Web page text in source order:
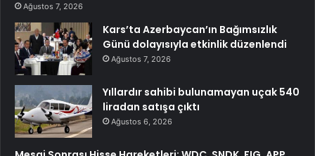
Ağustos 7, 2026
Kars’ta Azerbaycan’ın Bağımsızlık
Günü dolayısıyla etkinlik düzenlendi
Ağustos 7, 2026
Yıllardır sahibi bulunamayan uçak 540
liradan satışa çıktı
Ağustos 6, 2026